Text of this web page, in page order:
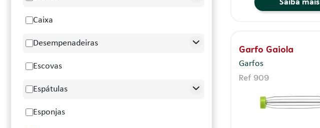
Caixa
Desempenadeiras
Escovas
Espátulas
Esponjas
Saiba mais
Garfo Gaiola
Garfos
Ref 909